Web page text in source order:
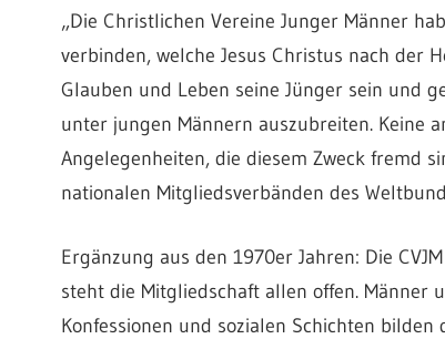
„Die Christlichen Vereine Junger Männer
verbinden, welche Jesus Christus nach der
Glauben und Leben seine Jünger sein und
unter jungen Männern auszubreiten. Keine
Angelegenheiten, die diesem Zweck fremd
nationalen Mitgliedsverbänden des
Ergänzung aus den 1970er Jahren: Die
steht die Mitgliedschaft allen offen. Männer
Konfessionen und sozialen Schichten bilden